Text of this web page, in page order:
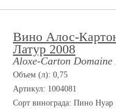
Вино Алос-
Латур 2008
Aloxe-Carton Domaine
Объем (л): 0,75
Артикул: 1004081
Сорт винограда: Пино Нуар